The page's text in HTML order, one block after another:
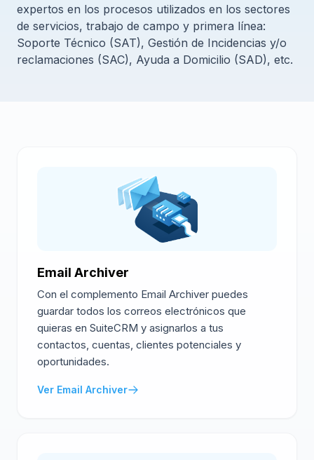
expertos en los procesos utilizados en los sectores
de servicios, trabajo de campo y primera línea:
Soporte Técnico (SAT), Gestión de Incidencias y/o
reclamaciones (SAC), Ayuda a Domicilio (SAD), etc.
Email Archiver
Con el complemento Email Archiver puedes
guardar todos los correos electrónicos que
quieras en SuiteCRM y asignarlos a tus
contactos, cuentas, clientes potenciales y
oportunidades.
Ver Email Archiver